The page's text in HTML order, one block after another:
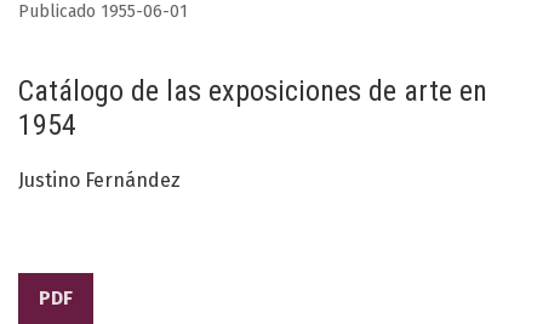
Catálogo de las exposiciones de arte en
1954
Publicado 1955-06-01
Justino Fernández
PDF